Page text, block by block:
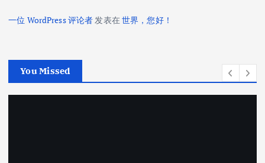
一位 WordPress 评论者发表在世界，您好！
You Missed